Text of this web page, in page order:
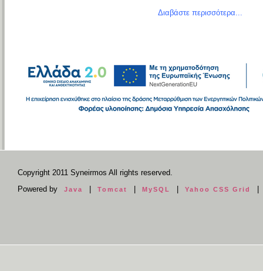
Διαβάστε περισσότερα...
Copyright 2011 Syneirmos All rights reserved.
Powered by
Java Tomcat MySQL Yahoo CSS Grid